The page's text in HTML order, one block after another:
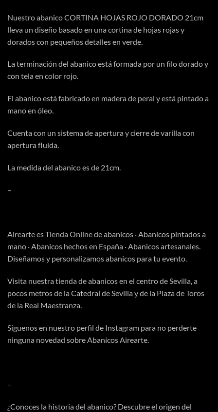
Nuestro abanico CORTINA HOJAS ROJO DORADO 21cm
lleva un diseño basado en una cortina de hojas rojas y
dorados con pequeños detalles en verde.
La terminación del abanico está formada por un filo dorado y
con tela en color rojo.
El abanico está fabricado en madera de peral y está pintado a
mano en óleo.
Cuenta con un sistema de apertura y cierre de varilla con
apertura fluida.
La medida del abanico es de 21cm.
–
Airearte esTienda Onlinede abanicos · Abanicos pintados a
mano · Abanicos hechos en España · Abanicos artesanales.
Diseñamos y personalizamos abanicos para tu evento.
Visita nuestra tienda de abanicos en el centro de Sevilla, a
pocos metros de la Catedral de Sevilla y de la Plaza de Toros
de la Real Maestranza.
Síguenos en nuestro perfil de Instagram para no perderte
ninguna novedad sobre Abanicos Airearte.
–
¿Conoces la historia del abanico? Descubre el origen del